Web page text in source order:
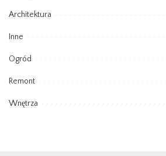
Architektura
Inne
Ogród
Remont
Wnętrza